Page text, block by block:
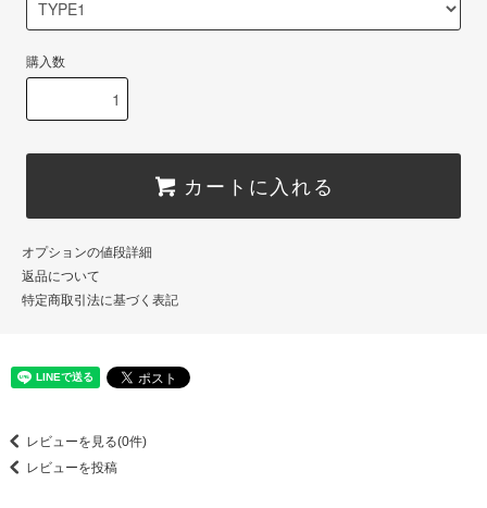
購入数
カートに入れる
オプションの値段詳細
返品について
特定商取引法に基づく表記
レビューを見る(0件)
レビューを投稿